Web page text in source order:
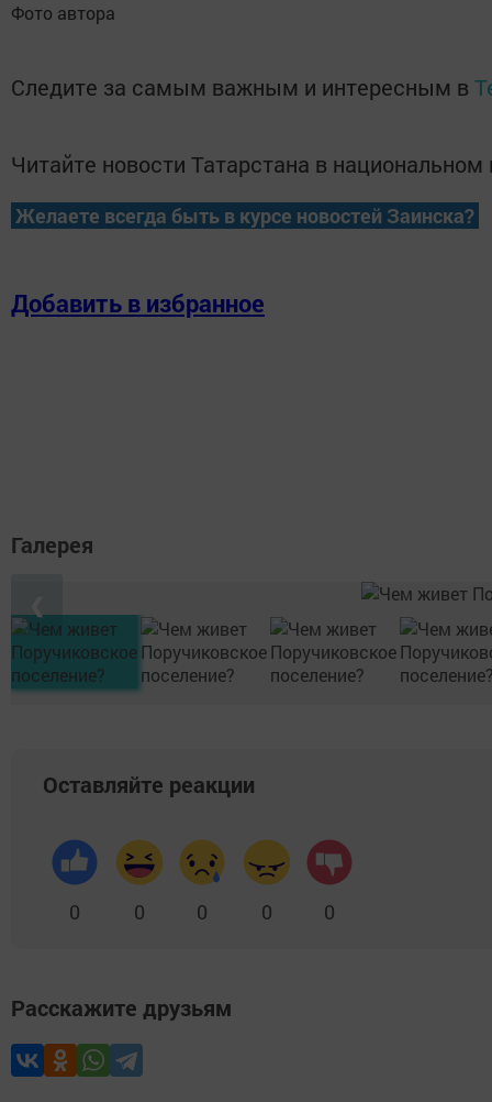
Фото автора
Следите за самым важным и интересным в
Читайте новости Татарстана в
Желаете всегда быть в курсе новостей Заинска?
Добавить в избранное
Галерея
Оставляйте реакции
0 0 0 0 0
Расскажите друзьям